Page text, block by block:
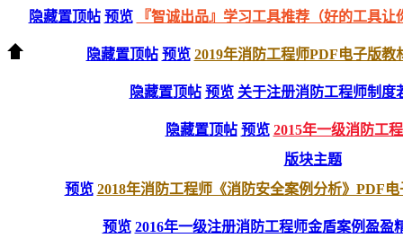
隐藏置顶帖 预览 『智诚出品』学习工具推荐（好的工具让
隐藏置顶帖 预览 2019年消防工程师PDF电子版教
隐藏置顶帖 预览 关于注册消防工程师制度
隐藏置顶帖 预览 2015年一级消防工
版块主题
预览 2018年消防工程师《消防安全案例分析》PDF
预览 2016年一级注册消防工程师金盾案例盈盈